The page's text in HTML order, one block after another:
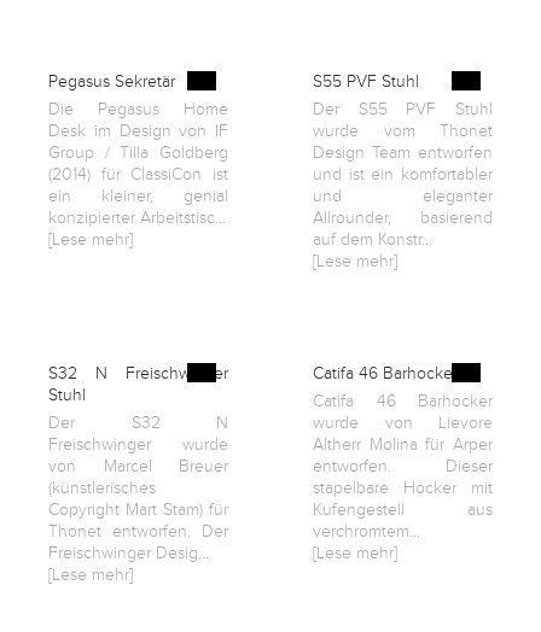
Pegasus Sekretär
Die Pegasus Home
Desk im Design von IF
Group / Tilla Goldberg
(2014) für ClassiCon ist
ein kleiner, genial
konzipierter Arbeitstisc...
[Lese mehr]
S55 PVF Stuhl
Der S55 PVF Stuhl
wurde vom Thonet
Design Team entworfen
und ist ein komfortabler
und eleganter
Allrounder, basierend
auf dem Konstr...
[Lese mehr]
S32 N Freischwinger
Stuhl
Der S32 N
Freischwinger wurde
von Marcel Breuer
(künstlerisches
Copyright Mart Stam) für
Thonet entworfen. Der
Freischwinger Desig...
[Lese mehr]
Catifa 46 Barhocker
Catifa 46 Barhocker
wurde von Lievore
Altherr Molina für Arper
entworfen. Dieser
stapelbare Hocker mit
Kufengestell aus
verchromtem...
[Lese mehr]